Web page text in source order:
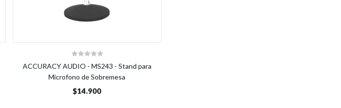
ACCURACY AUDIO - MS243 - Stand para
Microfono de Sobremesa
$14.900